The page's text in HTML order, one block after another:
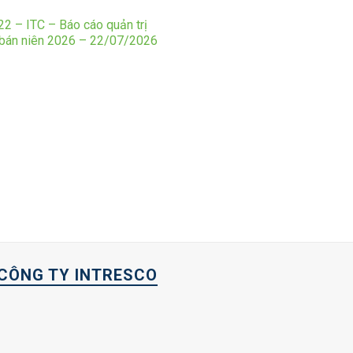
– ITC – Báo cáo quản trị
niên 2026 – 22/07/2026
TY INTRESCO